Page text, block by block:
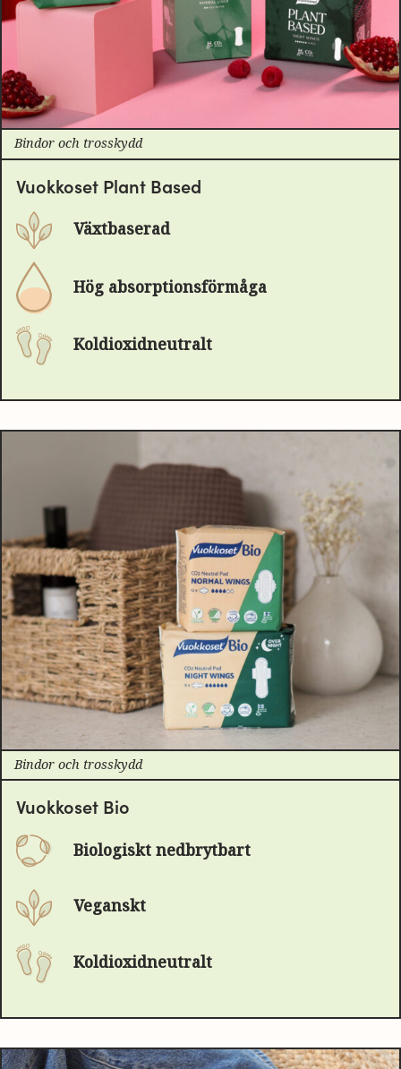
Bindor och trosskydd
Vuokkoset Plant Based
Växtbaserad
Hög absorptionsförmåga
Koldioxidneutralt
Bindor och trosskydd
Vuokkoset Bio
Biologiskt nedbrytbart
Veganskt
Koldioxidneutralt